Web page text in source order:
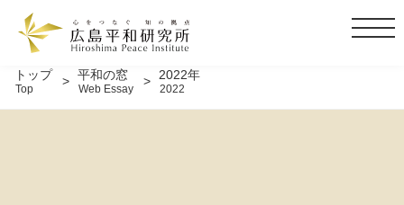
t
l
トップ
Top
平和の窓
Web Essay
2022年
2022